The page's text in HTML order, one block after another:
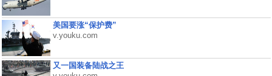
美国要涨“保护费”
v.youku.com
又一国装备陆战之王